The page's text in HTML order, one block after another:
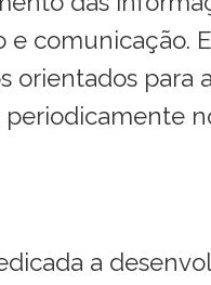
e comunicação.
orientados para a
periodicamente
a